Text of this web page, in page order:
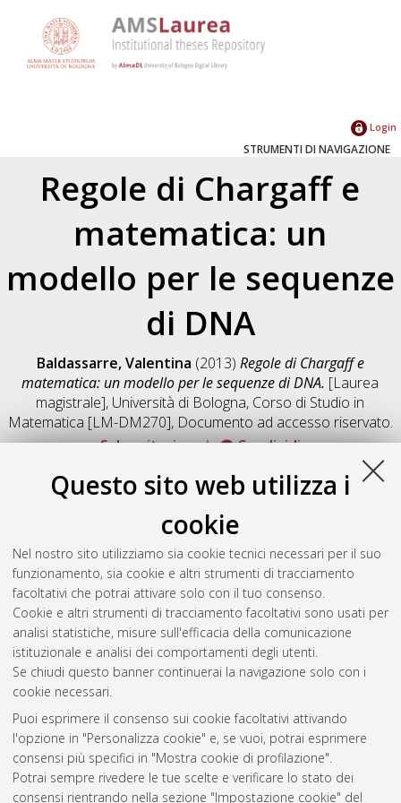
Questo sito web utilizza i
cookie
Nel nostro sito utilizziamo sia cookie tecnici necessari per il suo
funzionamento, sia cookie e altri strumenti di tracciamento
facoltativi che potrai attivare solo con il tuo consenso.
Cookie e altri strumenti di tracciamento facoltativi sono usati per
analisi statistiche, misure sull'efficacia della comunicazione
istituzionale e analisi dei comportamenti degli utenti.
Se chiudi questo banner continuerai la navigazione solo con i
cookie necessari.
Puoi esprimere il consenso sui cookie facoltativi attivando
l'opzione in "Personalizza cookie" e, se vuoi, potrai esprimere
consensi più specifici in "Mostra cookie di profilazione".
Potrai sempre rivedere le tue scelte e verificare lo stato dei
consensi rientrando nella sezione "Impostazione cookie" del
Login
STRUMENTI DI NAVIGAZIONE
Regole di Chargaff e
matematica: un
modello per le sequenze
di DNA
Baldassarre, Valentina (2013) Regole di Chargaff e
matematica: un modello per le sequenze di DNA. [Laurea
magistrale], Università di Bologna, Corso di Studio in
Matematica [LM-DM270], Documento ad accesso riservato.
Salva citazione
Condividi
Documenti full-text disponibili:
Documento PDF
Full-text non accessibile
Download (2MB)|Contatta l'autore
Altri metadati
Gestione del documento:
Atom
Rss 1.0
Rss 2.0